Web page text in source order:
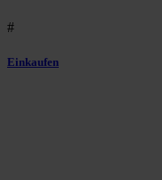
#
Einkaufen